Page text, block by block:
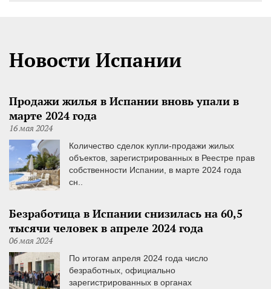
Новости Испании
Продажи жилья в Испании вновь упали в
марте 2024 года
16 мая 2024
Количество сделок купли-продажи жилых
объектов, зарегистрированных в Реестре прав
собственности Испании, в марте 2024 года
сн..
Безработица в Испании снизилась на 60,5
тысячи человек в апреле 2024 года
06 мая 2024
По итогам апреля 2024 года число
безработных, официально
зарегистрированных в органах